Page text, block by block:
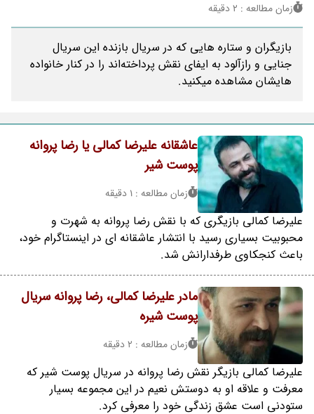
زمان مطالعه : 2 دقیقه
بازیگران و ستاره هایی که در سریال بازنده این سریال
جنایی و رازآلود به ایفای نقش پرداخته‌اند را در کنار خانواده
هایشان مشاهده میکنید.
عاشقانه علیرضا کمالی یا رضا پروانه
پوست شیر
زمان مطالعه : 1 دقیقه
علیرضا کمالی بازیگری که با نقش رضا پروانه به شهرت و
محبوبیت بسیاری رسید با انتشار عاشقانه ای در اینستاگرام خود،
باعث کنجکاوی طرفدارانش شد.
مادر علیرضا کمالی، رضا پروانه سریال
پوست شیره
زمان مطالعه : 2 دقیقه
علیرضا کمالی بازیگر نقش رضا پروانه در سریال پوست شیر که
معرفت و علاقه او به دوستش نعیم در این مجموعه بسیار
ستودنی است عشق زندگی خود را معرفی کرد.